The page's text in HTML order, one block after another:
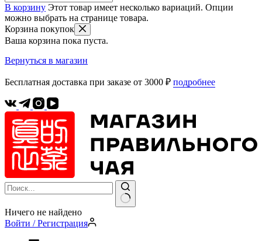
В корзину Этот товар имеет несколько вариаций. Опции
можно выбрать на странице товара.
Корзина покупок
Ваша корзина пока пуста.
Вернуться в магазин
Бесплатная доставка при заказе от 3000 ₽ подробнее
Ничего не найдено
Войти / Регистрация